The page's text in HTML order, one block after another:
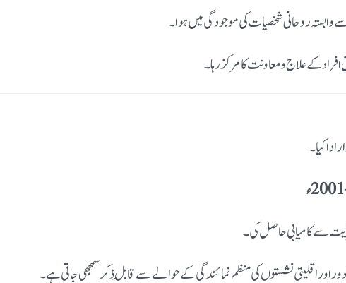
وابستہ روحانی شخصیات کی موجودگی میں ہوا۔
کے علاج و معاونت کا مرکز رہا۔
ادا کیا۔
سے کامیابی حاصل کی۔
اور اقلیتی نشستوں کی منظم نمائندگی کے حوالے سے قابلِ ذکر سمجھی جاتی ہے۔